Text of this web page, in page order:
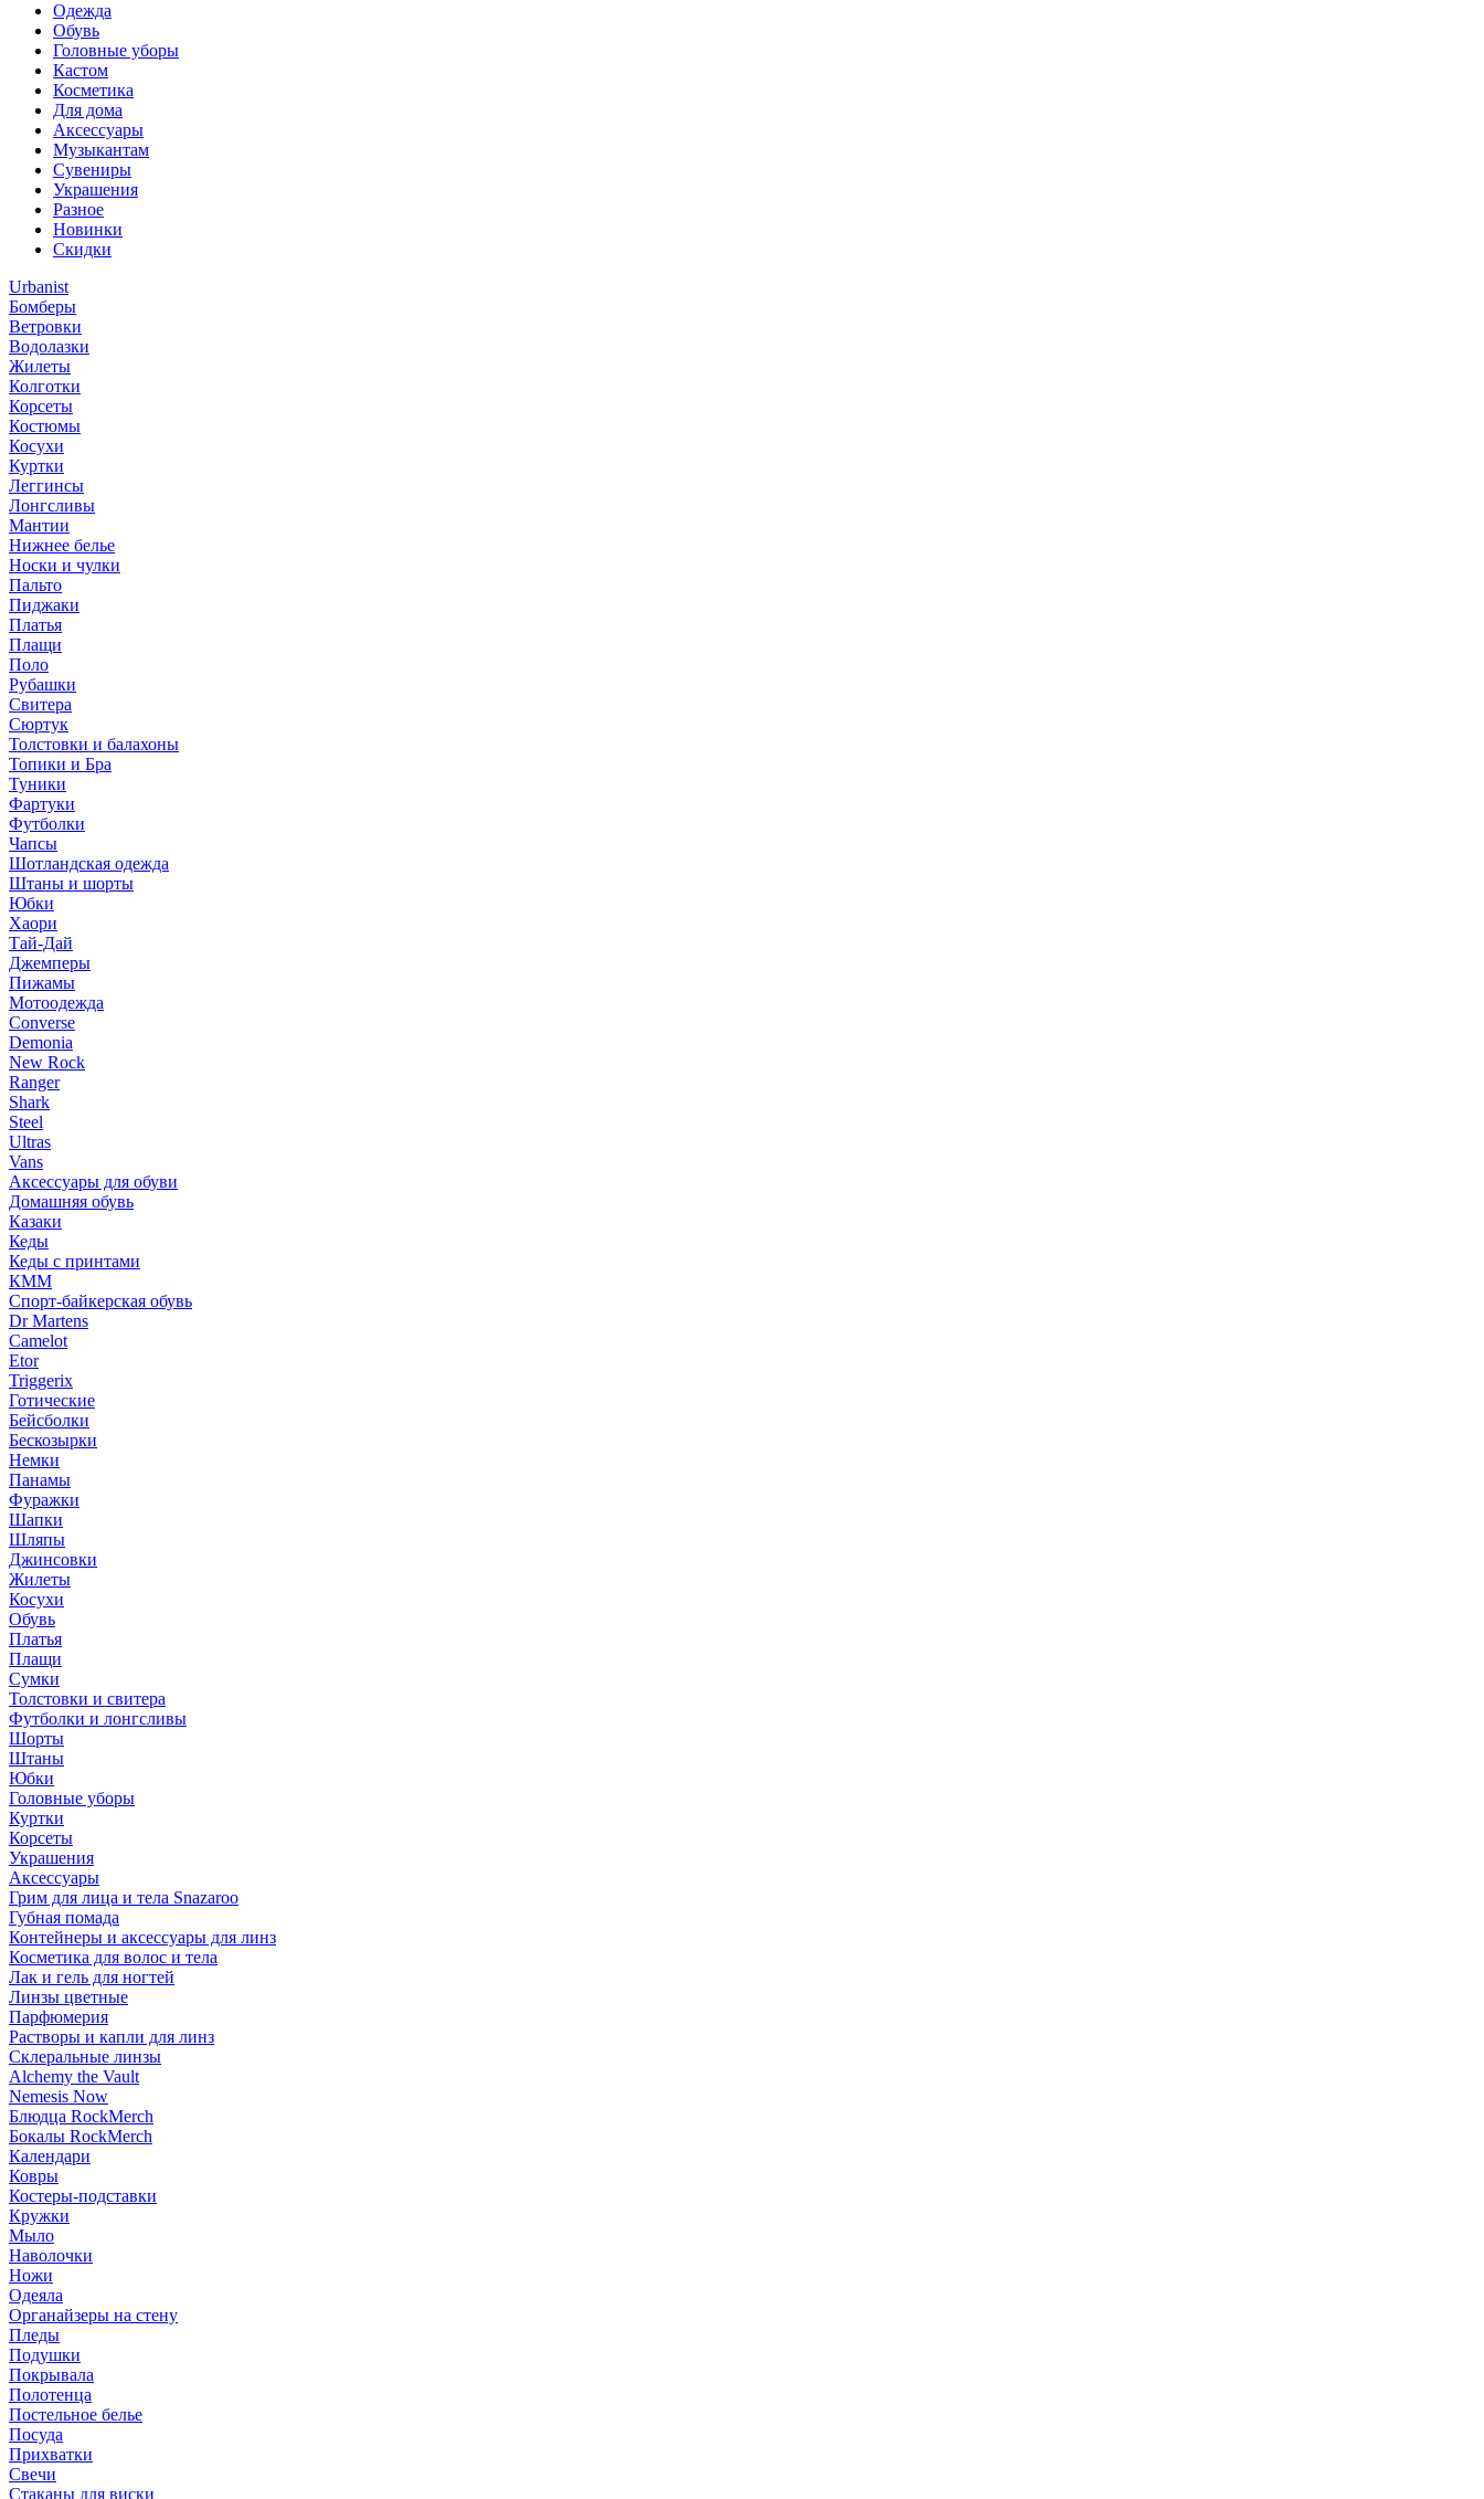
Одежда
Обувь
Головные уборы
Кастом
Косметика
Для дома
Аксессуары
Музыкантам
Сувениры
Украшения
Разное
Новинки
Скидки
Urbanist
Бомберы
Ветровки
Водолазки
Жилеты
Колготки
Корсеты
Костюмы
Косухи
Куртки
Леггинсы
Лонгсливы
Мантии
Нижнее белье
Носки и чулки
Пальто
Пиджаки
Платья
Плащи
Поло
Рубашки
Свитера
Сюртук
Толстовки и балахоны
Топики и Бра
Туники
Фартуки
Футболки
Чапсы
Шотландская одежда
Штаны и шорты
Юбки
Хаори
Тай-Дай
Джемперы
Пижамы
Мотоодежда
Converse
Demonia
New Rock
Ranger
Shark
Steel
Ultras
Vans
Аксессуары для обуви
Домашняя обувь
Казаки
Кеды
Кеды с принтами
КММ
Спорт-байкерская обувь
Dr Martens
Camelot
Etor
Triggerix
Готические
Бейсболки
Бескозырки
Немки
Панамы
Фуражки
Шапки
Шляпы
Джинсовки
Жилеты
Косухи
Обувь
Платья
Плащи
Сумки
Толстовки и свитера
Футболки и лонгсливы
Шорты
Штаны
Юбки
Головные уборы
Куртки
Корсеты
Украшения
Аксессуары
Грим для лица и тела Snazaroo
Губная помада
Контейнеры и аксессуары для линз
Косметика для волос и тела
Лак и гель для ногтей
Линзы цветные
Парфюмерия
Растворы и капли для линз
Склеральные линзы
Alchemy the Vault
Nemesis Now
Блюдца RockMerch
Бокалы RockMerch
Календари
Ковры
Костеры-подставки
Кружки
Мыло
Наволочки
Ножи
Одеяла
Органайзеры на стену
Пледы
Подушки
Покрывала
Полотенца
Постельное белье
Посуда
Прихватки
Свечи
Стаканы для виски